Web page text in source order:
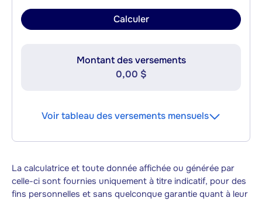
Calculer
Montant des versements
0,00 $
Voir tableau des versements mensuels
La calculatrice et toute donnée affichée ou générée par
celle-ci sont fournies uniquement à titre indicatif, pour des
fins personnelles et sans quelconque garantie quant à leur